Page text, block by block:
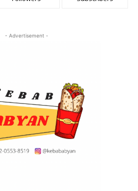
- Advertisement -